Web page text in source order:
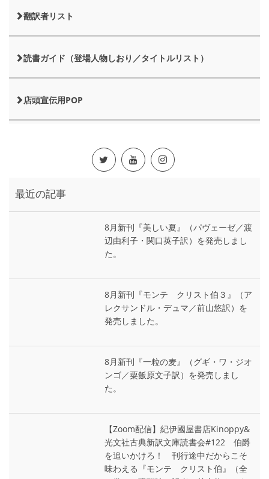
翻訳者リスト
読書ガイド（登場人物しおり／タイトルリスト）
店頭宣伝用POP
最近の記事
8月新刊『美しい夏』（パヴェーゼ／渡
辺由利子・関口英子訳）を発売しまし
た。
8月新刊『モンテ゠クリスト伯３』（ア
レクサンドル・デュマ／前山悠訳）を
発売しました。
8月新刊『一粒の麦』（グギ・ワ・ジオ
ンゴ／粟飯原文子訳）を発売しまし
た。
【Zoom配信】紀伊國屋書店Kinoppy&
光文社古典新訳文庫読書会#122 伯爵
を追いかけろ！ 刊行途中だからこそ
味わえる『モンテ゠クリスト伯』（全